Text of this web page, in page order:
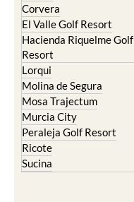
Corvera
El Valle Golf Resort
Hacienda Riquelme Golf
Resort
Lorqui
Molina de Segura
Mosa Trajectum
Murcia City
Peraleja Golf Resort
Ricote
Sucina